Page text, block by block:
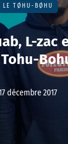
LE TØHU-BØHU
L-
décembre 2017